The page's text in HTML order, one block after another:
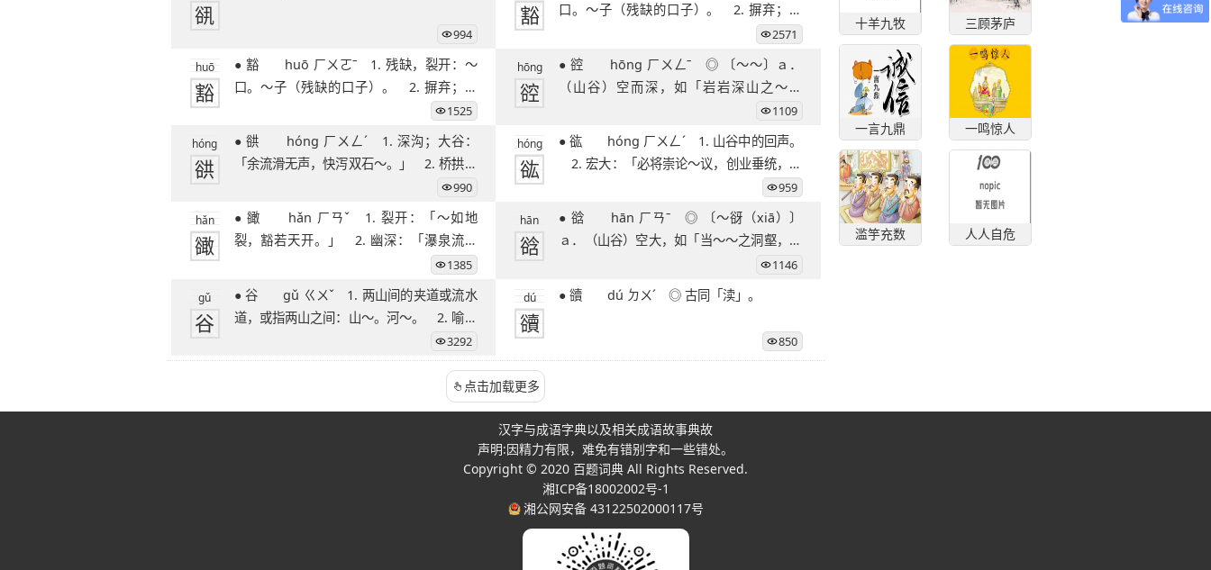
谻
994
豁
口。～子（残缺的口子）。 2. 摒弃；舍
2571
huō
豁
● 豁 huō ㄏㄨㄛˉ 1. 残缺，裂开：～
口。～子（残缺的口子）。 2. 摒弃；舍
1525
hōng
谾
● 谾 hōng ㄏㄨㄥˉ ◎ 〔～～〕ａ．
（山谷）空而深，如「岩岩深山之～～
1109
hóng
谼
● 谼 hóng ㄏㄨㄥˊ 1. 深沟；大谷：
「余流滑无声，快泻双石～。」 2. 桥拱：
990
hóng
谹
● 谹 hóng ㄏㄨㄥˊ 1. 山谷中的回声。
2. 宏大：「必将崇论～议，创业垂统，为
959
hǎn
豃
● 豃 hǎn ㄏㄢˇ 1. 裂开：「～如地
裂，豁若天开。」 2. 幽深：「瀑泉流其
1385
hān
谽
● 谽 hān ㄏㄢˉ ◎ 〔～谺（xiā）〕
ａ．（山谷）空大，如「当～～之洞壑，临
1146
gǔ
谷
● 谷 gǔ ㄍㄨˇ 1. 两山间的夹道或流水
道，或指两山之间：山～。河～。 2. 喻困
3292
dú
豄
● 豄 dú ㄉㄨˊ ◎ 古同「渎」。
850
点击加载更多
十羊九牧 三顾茅庐
一言九鼎 一鸣惊人
滥竽充数 人人自危
汉字与成语字典以及相关成语故事典故
声明:因精力有限，难免有错别字和一些错处。
Copyright © 2020 百题词典 All Rights Reserved.
湘ICP备18002002号-1
湘公网安备 43122502000117号